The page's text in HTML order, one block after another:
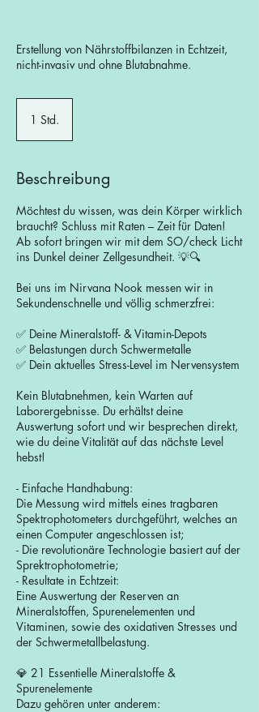
Erstellung von Nährstoffbilanzen in Echtzeit,
nicht-invasiv und ohne Blutabnahme.
1 Std.
Beschreibung
Möchtest du wissen, was dein Körper wirklich
braucht? Schluss mit Raten – Zeit für Daten!
Ab sofort bringen wir mit dem SO/check Licht
ins Dunkel deiner Zellgesundheit. 💡🔍
Bei uns im Nirvana Nook messen wir in
Sekundenschnelle und völlig schmerzfrei:
✅ Deine Mineralstoff- & Vitamin-Depots
✅ Belastungen durch Schwermetalle
✅ Dein aktuelles Stress-Level im Nervensystem
Kein Blutabnehmen, kein Warten auf
Laborergebnisse. Du erhältst deine
Auswertung sofort und wir besprechen direkt,
wie du deine Vitalität auf das nächste Level
hebst!
- Einfache Handhabung:
Die Messung wird mittels eines tragbaren
Spektrophotometers durchgeführt, welches an
einen Computer angeschlossen ist;
- Die revolutionäre Technologie basiert auf der
Sprektrophotometrie;
- Resultate in Echtzeit:
Eine Auswertung der Reserven an
Mineralstoffen, Spurenelementen und
Vitaminen, sowie des oxidativen Stresses und
der Schwermetallbelastung.
💎 21 Essentielle Mineralstoffe &
Spurenelemente
Dazu gehören unter anderem: